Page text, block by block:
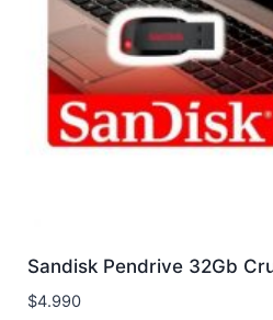
Sandisk Pendrive 32Gb
$4.990